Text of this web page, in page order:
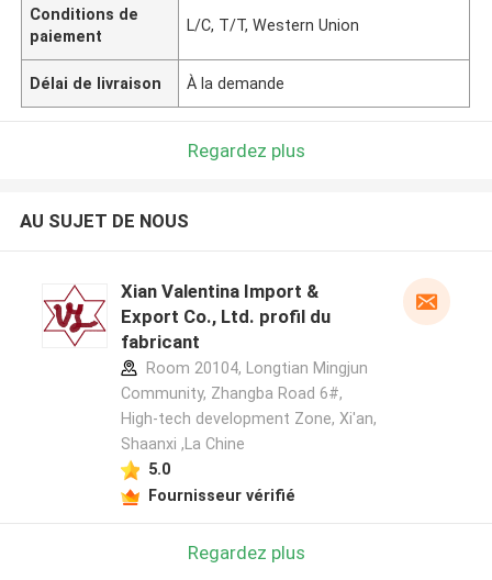
Conditions de
paiement
L/C, T/T, Western Union
Délai de livraison À la demande
Regardez plus
AU SUJET DE NOUS
Xian Valentina Import &
Export Co., Ltd. profil du
fabricant
Room 20104, Longtian Mingjun
Community, Zhangba Road 6#,
High-tech development Zone, Xi'an,
Shaanxi ,La Chine
5.0
Fournisseur vérifié
Regardez plus